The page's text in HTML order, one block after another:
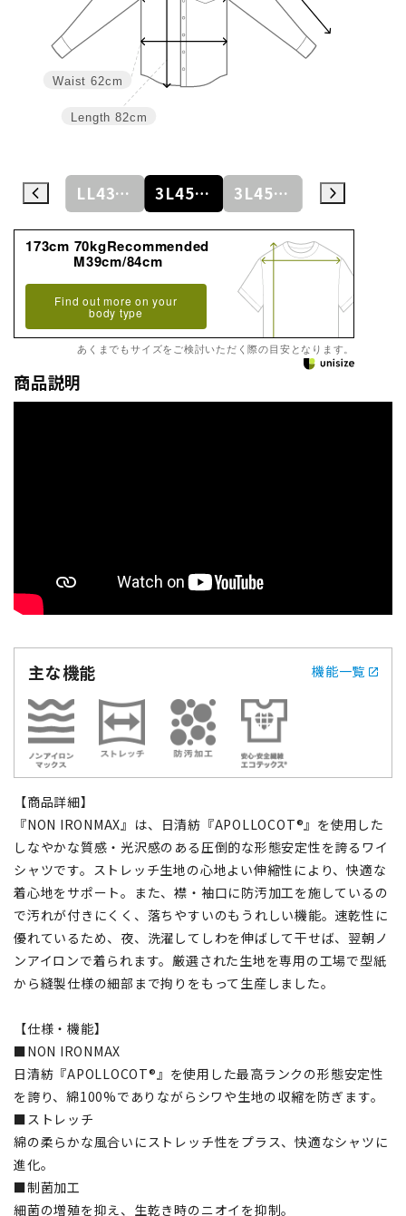
Length 82cm
Waist 62cm
LL43cm/82cm LL43cm/86cm 3L45cm/84cm 3L45cm/88cm
173cm 70kgRecommended
M39cm/84cm
Find out more on your
body type
あくまでもサイズをご検討いただく際の目安となります。
商品説明
主な機能 機能一覧
【商品詳細】
『NON IRONMAX』は、日清紡『APOLLOCOT®』を使用した
しなやかな質感・光沢感のある圧倒的な形態安定性を誇るワイ
シャツです。ストレッチ生地の心地よい伸縮性により、快適な
着心地をサポート。また、襟・袖口に防汚加工を施しているの
で汚れが付きにくく、落ちやすいのもうれしい機能。速乾性に
優れているため、夜、洗濯してしわを伸ばして干せば、翌朝ノ
ンアイロンで着られます。厳選された生地を専用の工場で型紙
から縫製仕様の細部まで拘りをもって生産しました。
【仕様・機能】
■NON IRONMAX
日清紡『APOLLOCOT®』を使用した最高ランクの形態安定性
を誇り、綿100%でありながらシワや生地の収縮を防ぎます。
■ストレッチ
綿の柔らかな風合いにストレッチ性をプラス、快適なシャツに
進化。
■制菌加工
細菌の増殖を抑え、生乾き時のニオイを抑制。